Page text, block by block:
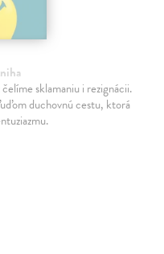
sklamaniu i rezignácii.
duchovnú cestu, ktorá